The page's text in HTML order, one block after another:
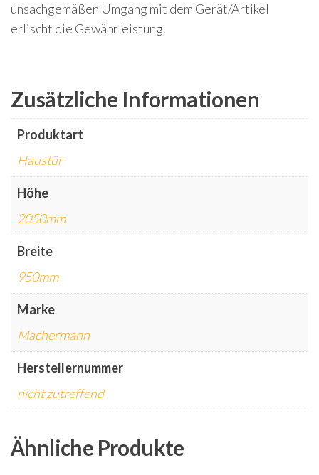
unsachgemäßen Umgang mit dem Gerät/Artikel
erlischt die Gewährleistung.
Zusätzliche Informationen
Produktart
Haustür
Höhe
2050mm
Breite
950mm
Marke
Machermann
Herstellernummer
nicht zutreffend
Ähnliche Produkte